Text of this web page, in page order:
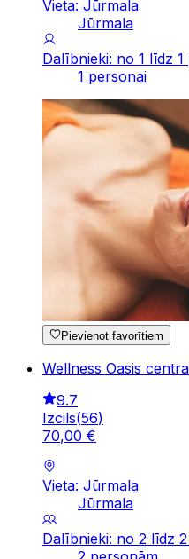
Vieta: Jūrmala
Jūrmala
Dalībnieki: no 1 līdz
1 personai
Pievienot favorītiem
Wellness Oasis
9.7
Izcils(56)
70,00 €
Vieta: Jūrmala
Jūrmala
Dalībnieki: no 2 līdz